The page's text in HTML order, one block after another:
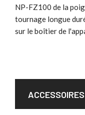
NP-FZ100 de la
tournage longue
sur le boîtier de
ACCESSOIRES